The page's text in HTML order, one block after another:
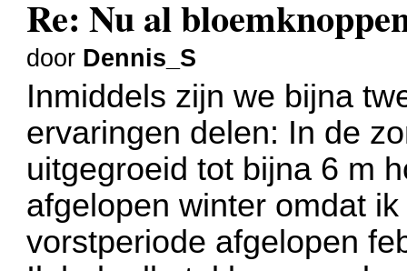
Re: Nu al
door Dennis_S
Inmiddels zijn we bijna
ervaringen delen: In de
uitgegroeid tot bijna 6 m
afgelopen winter omdat
vorstperiode afgelopen